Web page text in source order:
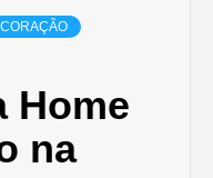
Home
na